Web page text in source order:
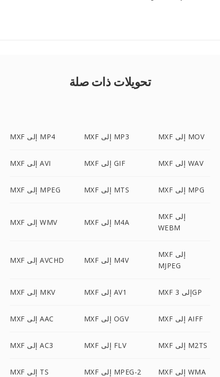
تحويلات ذات صلة
MXF إلى MP4 MXF إلى MP3 MXF إلى MOV
MXF إلى AVI MXF إلى GIF MXF إلى WAV
MXF إلى MPEG MXF إلى MTS MXF إلى MPG
MXF إلى WMV MXF إلى M4A
MXF إلى
WEBM
MXF إلى AVCHD MXF إلى M4V
MXF إلى
MJPEG
MXF إلى MKV MXF إلى AV1 MXF إلى 3GP
MXF إلى AAC MXF إلى OGV MXF إلى AIFF
MXF إلى AC3 MXF إلى FLV MXF إلى M2TS
MXF إلى TS MXF إلى MPEG-2 MXF إلى WMA